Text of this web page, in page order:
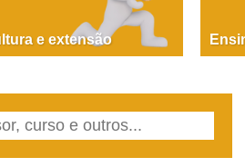
PAOLA
Dire, fare, partire!
e extensão